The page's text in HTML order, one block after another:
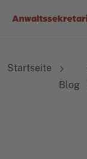
Startseite
Blog